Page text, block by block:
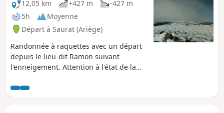
12,05 km
+427 m
-427 m
5h
Moyenne
Départ à Saurat (Ariège)
Randonnée à raquettes avec un départ
depuis le lieu-dit Ramon suivant
l'enneigement. Attention à l'état de la
(chaines dans le coffre du véhicule par
prudence). Il est possible parfois d'aller